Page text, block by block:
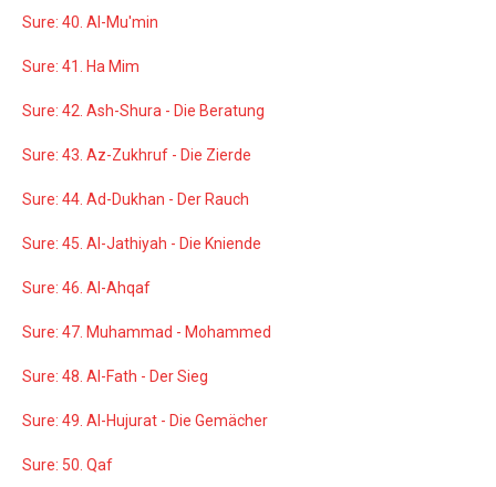
Sure: 40. Al-Mu'min
Sure: 41. Ha Mim
Sure: 42. Ash-Shura - Die Beratung
Sure: 43. Az-Zukhruf - Die Zierde
Sure: 44. Ad-Dukhan - Der Rauch
Sure: 45. Al-Jathiyah - Die Kniende
Sure: 46. Al-Ahqaf
Sure: 47. Muhammad - Mohammed
Sure: 48. Al-Fath - Der Sieg
Sure: 49. Al-Hujurat - Die Gemächer
Sure: 50. Qaf